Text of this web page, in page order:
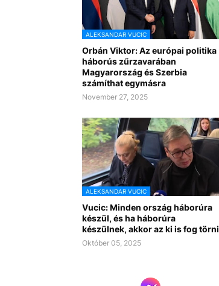
ALEKSANDAR VUCIC
Orbán Viktor: Az európai politika
háborús zűrzavarában
Magyarország és Szerbia
számíthat egymásra
November 27, 2025
ALEKSANDAR VUCIC
Vucic: Minden ország háborúra
készül, és ha háborúra
készülnek, akkor az ki is fog törni
Október 05, 2025